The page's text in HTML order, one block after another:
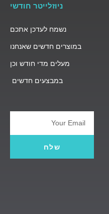
ניוזלייטר חודשי
נשמח לעדכן אתכם
במוצרים חדשים שאנחנו
מעלים מדי חודש וכן
במבצעים חדשים
Email
שלח